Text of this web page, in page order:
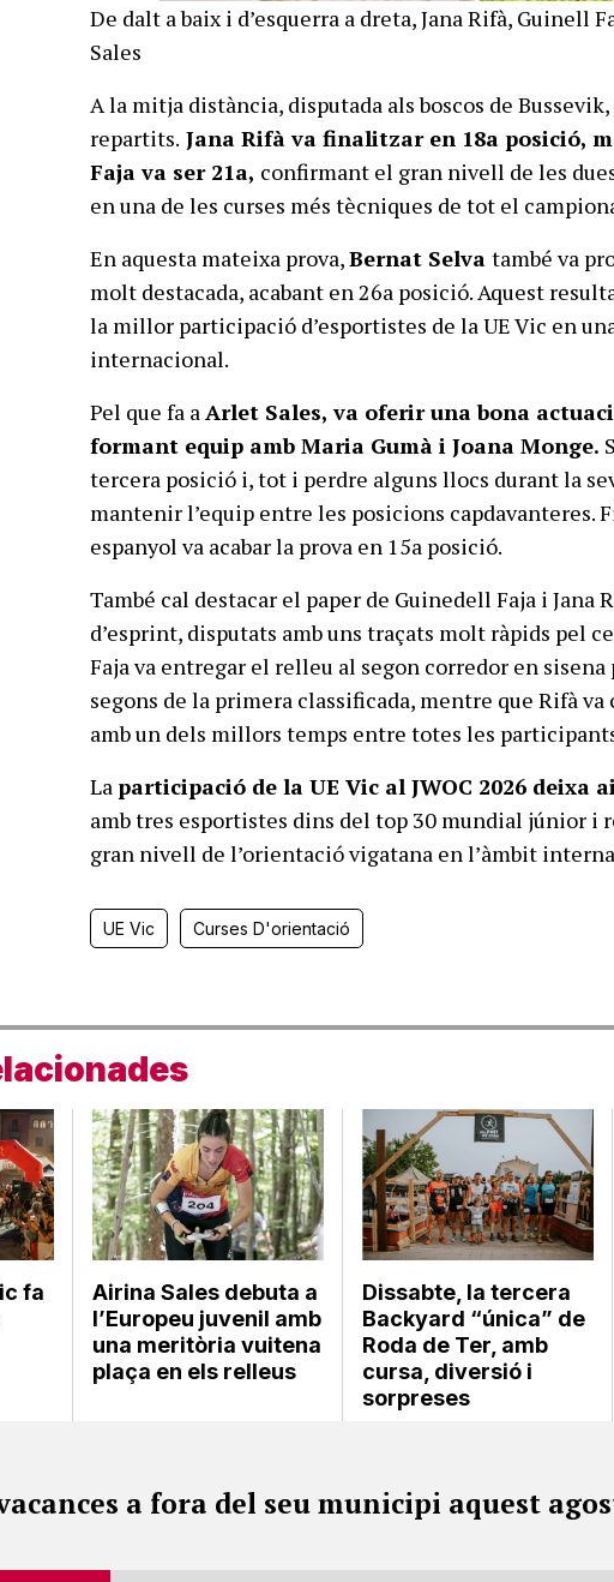
De dalt a baix i d’esquerra a dreta, Jana Rifà, Guinell
Sales
A la mitja distància, disputada als boscos de
repartits. Jana Rifà va finalitzar en 18a posició,
Faja va ser 21a, confirmant el gran nivell de les
en una de les curses més tècniques de tot el
En aquesta mateixa prova,Bernat Selvatambé va
molt destacada, acabant en 26a posició. Aquest
la millor participació d’esportistes de la UE Vic en
internacional.
Pel que fa aArlet Sales, va oferir una bona
formant equip amb Maria Gumà i Joana Monge.
tercera posició i, tot i perdre alguns llocs durant la
mantenir l’equip entre les posicions capdavanteres.
espanyol va acabar la prova en 15a posició.
També cal destacar el paper de Guinedell Faja i Jana
d’esprint, disputats amb uns traçats molt ràpids pel
Faja va entregar el relleu al segon corredor en sisena
segons de la primera classificada, mentre que Rifà
amb un dels millors temps entre totes les
Laparticipació de la UE Vic al JWOC 2026 deixa
amb tres esportistes dins del top 30 mundial júnior i
gran nivell de l’orientació vigatana en l’àmbit
UE Vic Curses D'orientació
fa
Airina Sales debuta a
l’Europeu juvenil amb
una meritòria vuitena
plaça en els relleus
Dissabte, la tercera
Backyard “única” de
Roda de Ter, amb
cursa, diversió i
sorpreses
a fora del seu municipi aquest